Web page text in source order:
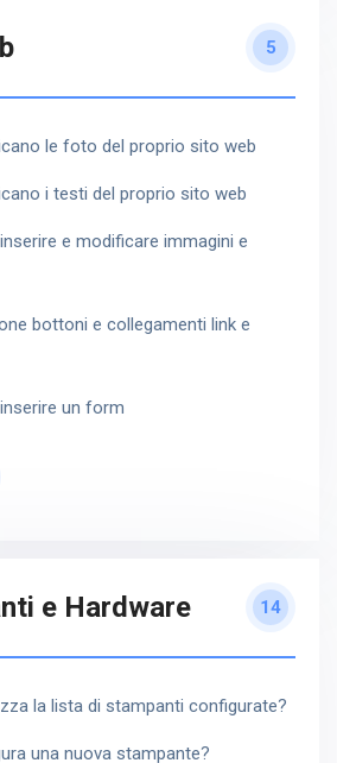
5
le foto del proprio sito web
i testi del proprio sito web
e modificare immagini e
bottoni e collegamenti link e
un form
e Hardware 14
la lista di stampanti configurate?
una nuova stampante?